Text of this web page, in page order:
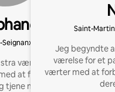
Frankrig
værelse i to år Nu
at forbedre deres
tjene mere.
Saint-
Jeg begyndte
værelse for et
værter med at